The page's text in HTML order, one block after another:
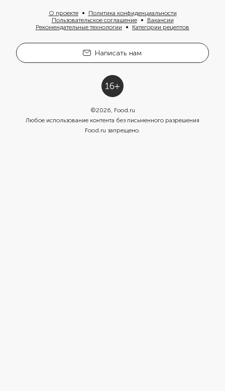
О проекте
Политика конфиденциальности
Пользовательское соглашение
Вакансии
Рекомендательные технологии
Категории рецептов
Написать нам
©2026, Food.ru
Любое использование контента без письменного разрешения
Food.ru запрещено.